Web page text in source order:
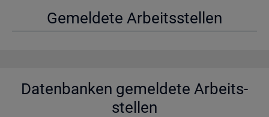
Ge­mel­de­te Ar­beits­stel­len
Da­ten­ban­ken ge­mel­de­te Ar­beits­
stel­len